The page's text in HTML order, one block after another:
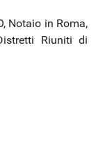
Notaio in Roma,
Riuniti di